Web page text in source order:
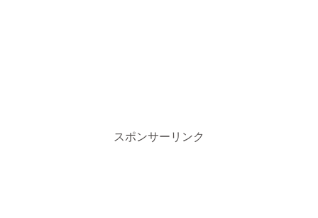
スポンサーリンク